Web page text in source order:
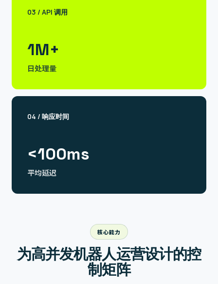
03 / API 调用
1M+
日处理量
04 / 响应时间
<100ms
平均延迟
核心能力
为高并发机器人运营设计的控
制矩阵